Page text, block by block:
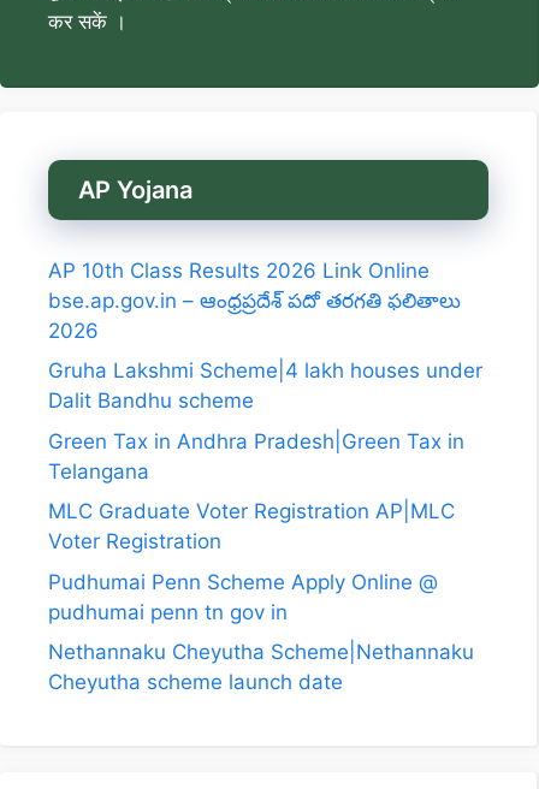
कर सकें ।
AP Yojana
AP 10th Class Results 2026 Link Online
bse.ap.gov.in – ఆంధ్రప్రదేశ్ పదో తరగతి ఫలితాలు
2026
Gruha Lakshmi Scheme|4 lakh houses under
Dalit Bandhu scheme
Green Tax in Andhra Pradesh|Green Tax in
Telangana
MLC Graduate Voter Registration AP|MLC
Voter Registration
Pudhumai Penn Scheme Apply Online @
pudhumai penn tn gov in
Nethannaku Cheyutha Scheme|Nethannaku
Cheyutha scheme launch date